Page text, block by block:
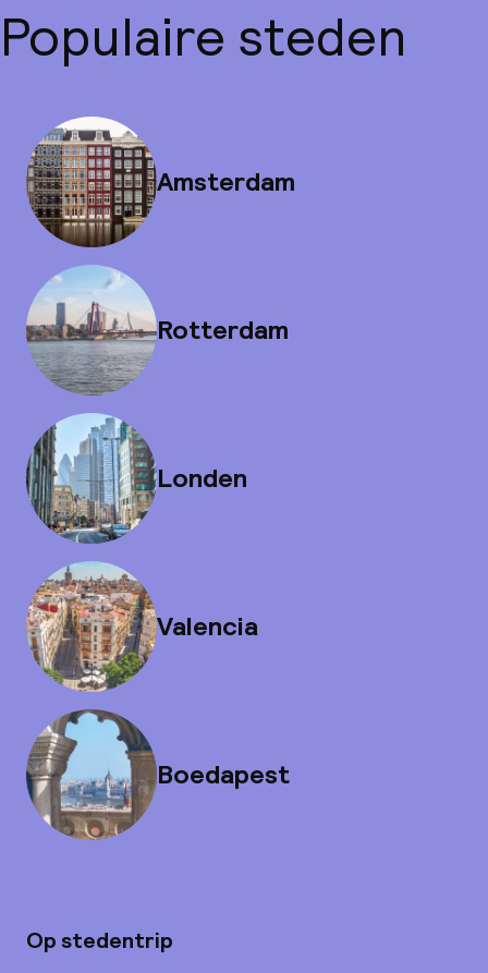
Populaire steden
Amsterdam
Rotterdam
Londen
Valencia
Boedapest
Op stedentrip